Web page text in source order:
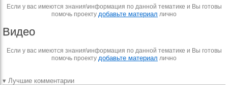
Если у вас имеются знания\информация по данной тематике и Вы готовы
помочь проекту добавьте материал лично
Видео
Если у вас имеются знания\информация по данной тематике и Вы готовы
помочь проекту добавьте материал лично
▾ Лучшие комментарии